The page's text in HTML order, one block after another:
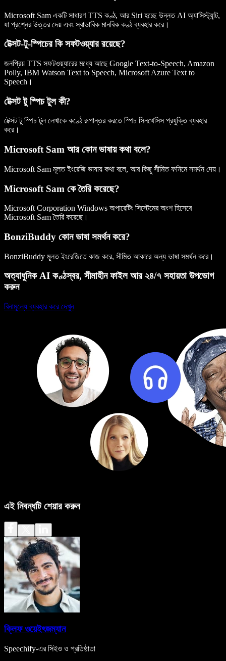
Microsoft Sam একটি সাধারণ TTS কণ্ঠ, আর Siri হচ্ছে উন্নত AI অ্যাসিস্ট্যান্ট,
যা প্রশ্নের উত্তর দেয় এবং স্বাভাবিক মানবিক কণ্ঠ ব্যবহার করে।
টেক্সট-টু-স্পিচের কি সফটওয়্যার রয়েছে?
জনপ্রিয় TTS সফটওয়্যারের মধ্যে আছে Google Text-to-Speech, Amazon
Polly, IBM Watson Text to Speech, Microsoft Azure Text to
Speech।
টেক্সট টু স্পিচ টুল কী?
টেক্সট টু স্পিচ টুল লেখাকে কণ্ঠে রূপান্তর করতে স্পিচ সিনথেসিস প্রযুক্তি ব্যবহার
করে।
Microsoft Sam আর কোন ভাষায় কথা বলে?
Microsoft Sam মূলত ইংরেজি ভাষায় কথা বলে, আর কিছু সীমিত ফনিমে সমর্থন দেয়।
Microsoft Sam কে তৈরি করেছে?
Microsoft Corporation Windows অপারেটিং সিস্টেমের অংশ হিসেবে
Microsoft Sam তৈরি করেছে।
BonziBuddy কোন ভাষা সমর্থন করে?
BonziBuddy মূলত ইংরেজিতে কাজ করে, সীমিত আকারে অন্য ভাষা সমর্থন করে।
অত্যাধুনিক AI কণ্ঠস্বর, সীমাহীন ফাইল আর ২৪/৭ সহায়তা উপভোগ
করুন
বিনামূল্যে ব্যবহার করে দেখুন
এই নিবন্ধটি শেয়ার করুন
ক্লিফ ওয়েইৎজম্যান
Speechify-এর সিইও ও প্রতিষ্ঠাতা